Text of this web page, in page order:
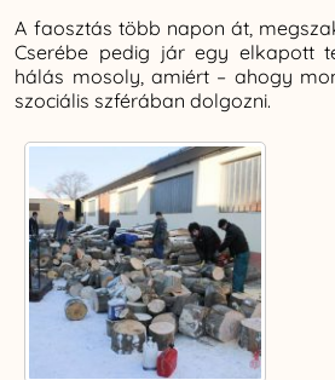
A faosztás több napon át,
Cserébe pedig jár egy elkapott
hálás mosoly, amiért – ahogy
szociális szférában dolgozni.